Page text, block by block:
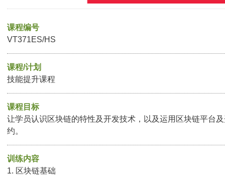
课程编号
VT371ES/HS
课程/计划
技能提升课程
课程目标
让学员认识区块链的特性及开发技术，以及运用区块链平台
约。
训练内容
1. 区块链基础